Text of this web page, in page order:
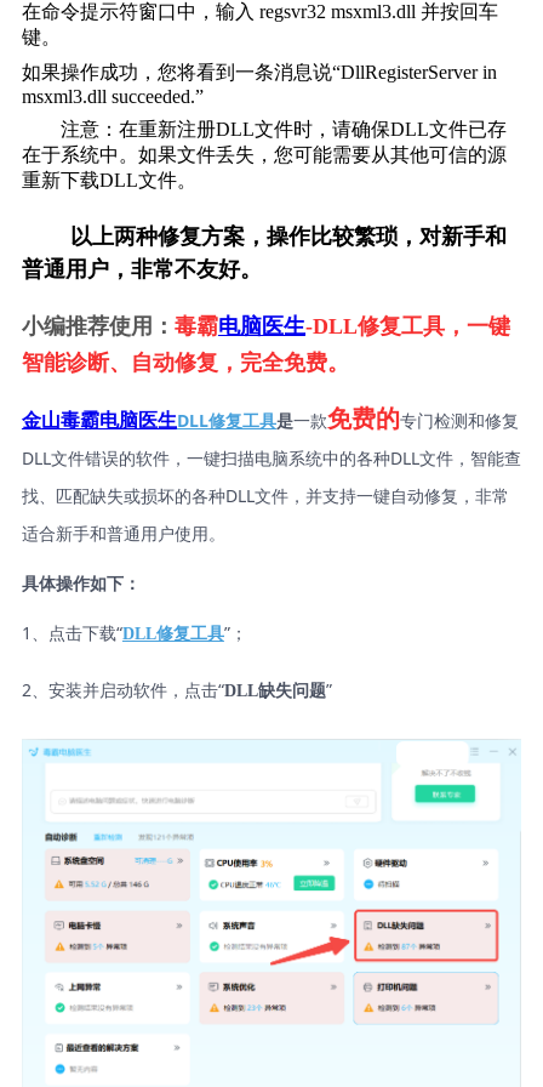
在命令提示符窗口中，输入 regsvr32 msxml3.dll 并按回车
键。
如果操作成功，您将看到一条消息说“DllRegisterServer in
msxml3.dll succeeded.”
在于系统中。如果文件丢失，您可能需要从其他可信的源
重新下载DLL文件。
以上两种修复方案，操作比较繁琐，对新手和
普通用户，非常不友好。
小编推荐使用： 毒霸电脑医生-DLL修复工具，一键
智能诊断、自动修复，完全免费。
金山毒霸电脑医生DLL修复工具是一款免费的专门检测和修复
DLL文件错误的软件，一键扫描电脑系统中的各种DLL文件，智能查
找、匹配缺失或损坏的各种DLL文件，并支持一键自动修复，非常
适合新手和普通用户使用。
具体操作如下：
1、点击下载“DLL修复工具”；
2、安装并启动软件，点击“DLL缺失问题”